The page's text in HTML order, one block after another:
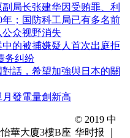
局长张建华因受贿罪、利
；国防科工局已有多名前
众视野消失
的被捕嫌疑人首次出庭拒
务纠纷
話，希望加強與日本的關
發電量創新高
華大廈3樓B座
© 2019 中
华时报 ｜